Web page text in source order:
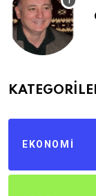
EKONOMI